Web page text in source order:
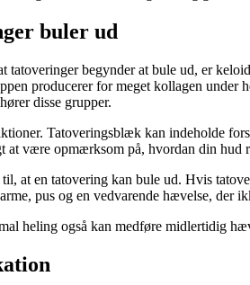
buler ud
tatoveringer begynder at bule ud, er
producerer for meget kollagen
disse grupper.
Tatoveringsblæk kan indeholde
være opmærksom på, hvordan din hud
at en tatovering kan bule ud. Hvis
pus og en vedvarende hævelse, der
heling også kan medføre midlertidig